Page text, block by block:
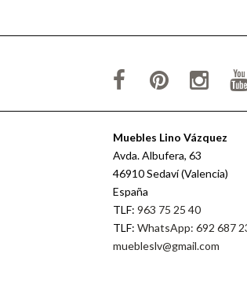
Muebles Lino Vázquez
Avda. Albufera, 63
46910 Sedaví (Valencia)
España
TLF:963 75 25 40
TLF:WhatsApp: 692 687
muebleslv@gmail.com